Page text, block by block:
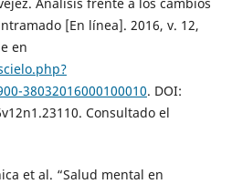
[En línea]. 2016, v. 12,
en
38032016000100010. DOI:
Consultado el
et al. “Salud mental en